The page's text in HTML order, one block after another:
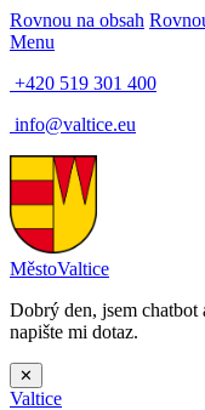
Rovnou na obsah
Menu
+420 519 301 400
info@valtice.eu
MěstoValtice
Dobrý den, jsem
napište mi dotaz.
✕
Valtice